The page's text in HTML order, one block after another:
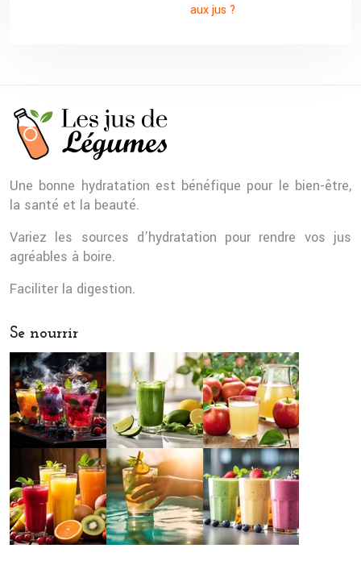
aux jus ?
Une bonne hydratation est bénéfique pour le bien-être,
la santé et la beauté.
Variez les sources d’hydratation pour rendre vos jus
agréables à boire.
Faciliter la digestion.
Se nourrir